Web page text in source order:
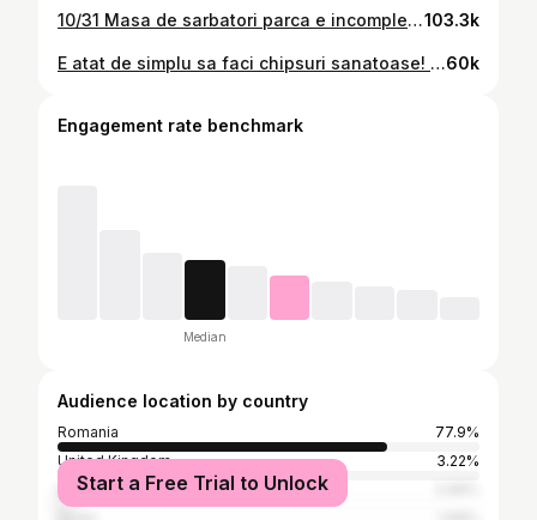
10/31 Masa de sarbatori parca e incompleta fara snitele si chiftele. Despre snitele v-am aratat cum le fac la cuptor, acum a venit randul chiftelutelor. Cu siguranta, nu-s frumoase ca cele prajite clasic, dar daca nu tineti atat de mult la aspect, va incurajez sa le dati o sansa. Am folosit: - 500 gr carne tocata de vita - 1 zucchini cu tot cu coaja (aprox 150 gr) stors foarte, foarte bine intr-un prosop - 3 cartofi (aprox 150 gr) - storsi si ei foarte bine - 1 morcov (40 gr) - 1 patrunjel (40 gr) - usturoi, sare, piper, boia - 2 oua - 6-7 lg pesmet - patrunjel frunze Ventilatie, 200°, 35‐40 min (depinde mai ales de marimea lor) Cantitatile pot varia, desigur, pt ca puteti avea legume mai mult sau mai putin apoase, ideal e sa obtineti compozitia similara cu a mea. Pofta buna! #masadecraciun #craciunfericit🎄 #retetesanatoase103.3k
E atat de simplu sa faci chipsuri sanatoase! Noi ne-am distrat muncind impreuna la ele si sper sa va prinda si voua bine ideea🤗 #potatochips #potatochiprock #healthyeating #healtychoices60k
Engagement rate benchmark
Median
Audience location by country
Romania
77.9%
United Kingdom
3.22%
ItalyStart a Free Trial to Unlock